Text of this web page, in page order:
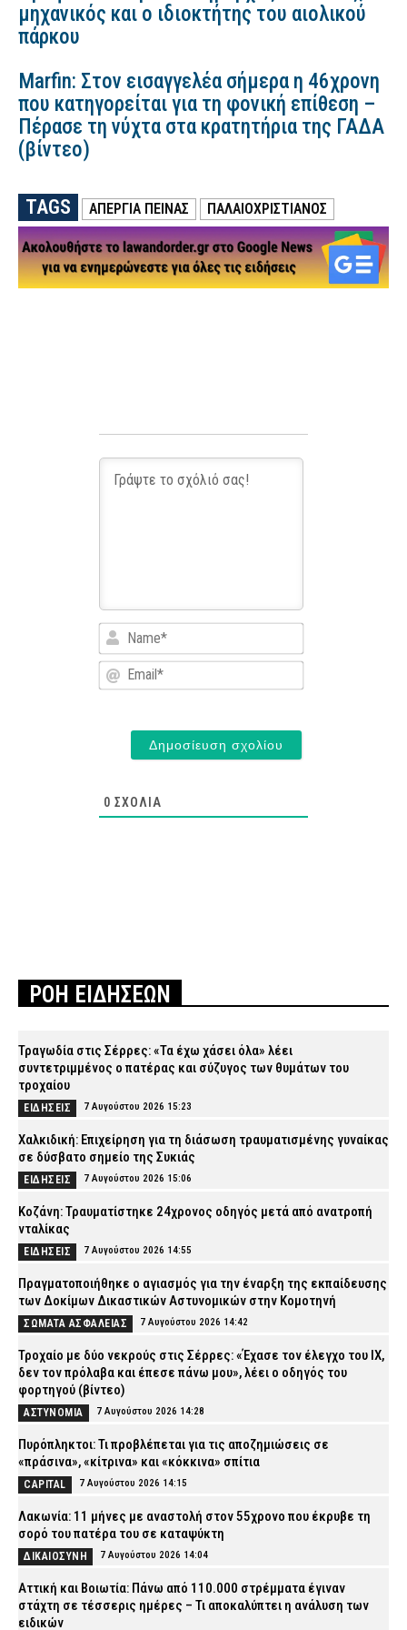
μηχανικός και ο ιδιοκτήτης του αιολικού
πάρκου
Marfin: Στον εισαγγελέα σήμερα η 46χρονη
που κατηγορείται για τη φονική επίθεση –
Πέρασε τη νύχτα στα κρατητήρια της ΓΑΔΑ
(βίντεο)
TAGS ΑΠΕΡΓΙΑ ΠΕΙΝΑΣ ΠΑΛΑΙΟΧΡΙΣΤΙΑΝΌΣ
Name*
Email*
0 ΣΧΌΛΙΑ
ΡΟΗ ΕΙΔΗΣΕΩΝ
Τραγωδία στις Σέρρες: «Τα έχω χάσει όλα» λέει
συντετριμμένος ο πατέρας και σύζυγος των θυμάτων του
τροχαίου
ΕΙΔΗΣΕΙΣ 7 Αυγούστου 2026 15:23
Χαλκιδική: Επιχείρηση για τη διάσωση τραυματισμένης γυναίκας
σε δύσβατο σημείο της Συκιάς
ΕΙΔΗΣΕΙΣ 7 Αυγούστου 2026 15:06
Κοζάνη: Τραυματίστηκε 24χρονος οδηγός μετά από ανατροπή
νταλίκας
ΕΙΔΗΣΕΙΣ 7 Αυγούστου 2026 14:55
Πραγματοποιήθηκε ο αγιασμός για την έναρξη της εκπαίδευσης
των Δοκίμων Δικαστικών Αστυνομικών στην Κομοτηνή
ΣΩΜΑΤΑ ΑΣΦΑΛΕΙΑΣ 7 Αυγούστου 2026 14:42
Τροχαίο με δύο νεκρούς στις Σέρρες: «Έχασε τον έλεγχο του ΙΧ,
δεν τον πρόλαβα και έπεσε πάνω μου», λέει ο οδηγός του
φορτηγού (βίντεο)
ΑΣΤΥΝΟΜΙΑ 7 Αυγούστου 2026 14:28
Πυρόπληκτοι: Τι προβλέπεται για τις αποζημιώσεις σε
«πράσινα», «κίτρινα» και «κόκκινα» σπίτια
CAPITAL 7 Αυγούστου 2026 14:15
Λακωνία: 11 μήνες με αναστολή στον 55χρονο που έκρυβε τη
σορό του πατέρα του σε καταψύκτη
ΔΙΚΑΙΟΣΥΝΗ 7 Αυγούστου 2026 14:04
Αττική και Βοιωτία: Πάνω από 110.000 στρέμματα έγιναν
στάχτη σε τέσσερις ημέρες – Τι αποκαλύπτει η ανάλυση των
ειδικών